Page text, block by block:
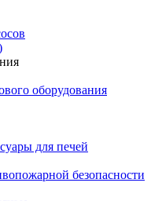
оборудования
для печей
безопасности